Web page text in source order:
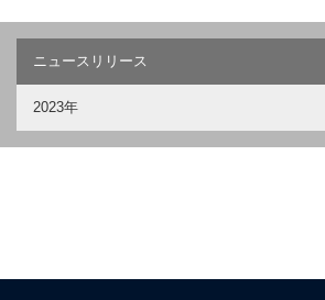
ニュースリリース
2023年